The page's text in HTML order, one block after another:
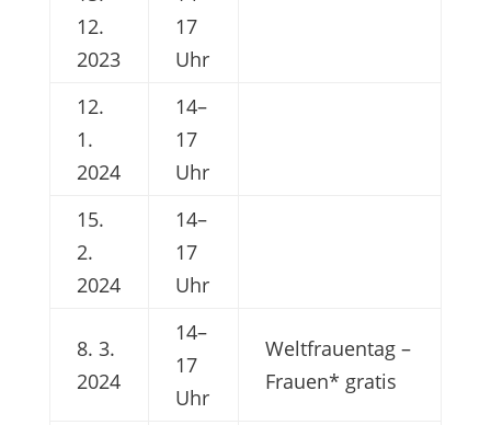
12.
2023
17
Uhr
12.
1.
2024
14–
17
Uhr
15.
2.
2024
14–
17
Uhr
8. 3.
2024
14–
17
Uhr
Weltfrauentag –
Frauen* gratis